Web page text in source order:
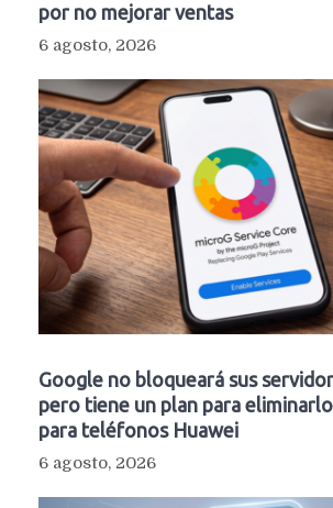
por no mejorar ventas
6 agosto, 2026
Google no bloqueará sus
pero tiene un plan para
para teléfonos Huawei
6 agosto, 2026